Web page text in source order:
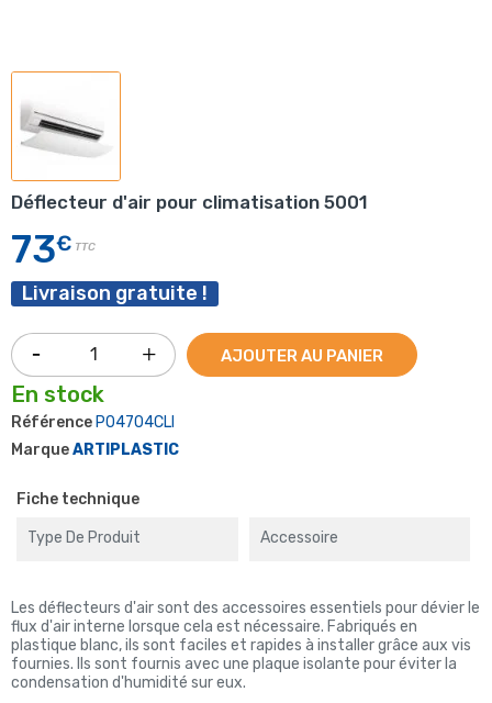
Déflecteur d'air pour climatisation 5001
73€ TTC
Livraison gratuite !
AJOUTER AU PANIER
En stock
Référence P04704CLI
MarqueARTIPLASTIC
Fiche technique
Type De Produit Accessoire
Les déflecteurs d'air sont des accessoires essentiels pour dévier le
flux d'air interne lorsque cela est nécessaire. Fabriqués en
plastique blanc, ils sont faciles et rapides à installer grâce aux vis
fournies. Ils sont fournis avec une plaque isolante pour éviter la
condensation d'humidité sur eux.